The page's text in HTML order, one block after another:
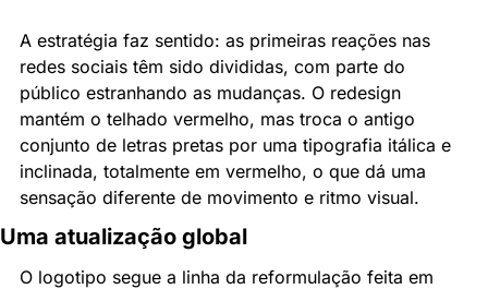
A estratégia faz sentido: as primeiras reações nas
redes sociais têm sido divididas, com parte do
público estranhando as mudanças. O redesign
mantém o telhado vermelho, mas troca o antigo
conjunto de letras pretas por uma tipografia itálica e
inclinada, totalmente em vermelho, o que dá uma
sensação diferente de movimento e ritmo visual.
Uma atualização global
O logotipo segue a linha da reformulação feita em